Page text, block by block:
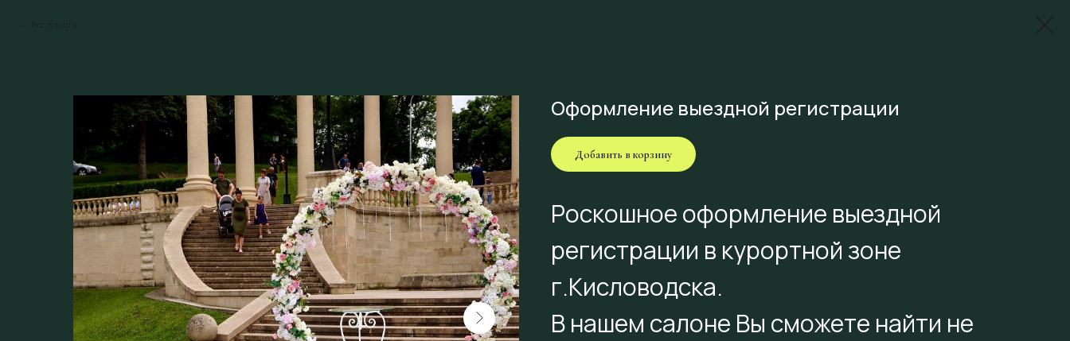
Оформление выездной регистрации
Добавить в корзину
Роскошное оформление выездной
регистрации в курортной зоне
г.Кисловодска.
В нашем салоне Вы сможете найти не